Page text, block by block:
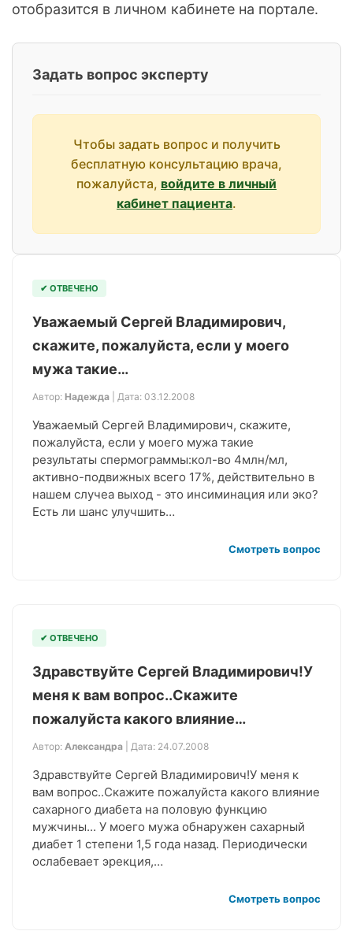
отобразится в личном кабинете на портале.
Задать вопрос эксперту
Чтобы задать вопрос и получить
бесплатную консультацию врача,
пожалуйста, войдите в личный
кабинет пациента.
✔ ОТВЕЧЕНО
Уважаемый Сергей Владимирович,
скажите, пожалуйста, если у моего
мужа такие…
Автор: Надежда | Дата: 03.12.2008
Уважаемый Сергей Владимирович, скажите,
пожалуйста, если у моего мужа такие
результаты спермограммы:кол-во 4млн/мл,
активно-подвижных всего 17%, действительно в
нашем случеа выход - это инсиминация или эко?
Есть ли шанс улучшить…
Смотреть вопрос
✔ ОТВЕЧЕНО
Здравствуйте Сергей Владимирович!У
меня к вам вопрос..Скажите
пожалуйста какого влияние…
Автор: Александра | Дата: 24.07.2008
Здравствуйте Сергей Владимирович!У меня к
вам вопрос..Скажите пожалуйста какого влияние
сахарного диабета на половую функцию
мужчины... У моего мужа обнаружен сахарный
диабет 1 степени 1,5 года назад. Периодически
ослабевает эрекция,…
Смотреть вопрос